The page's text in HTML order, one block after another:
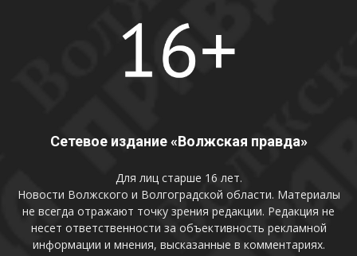
Сетевое издание «Волжская правда»
Для лиц старше 16 лет.
Новости Волжского и Волгоградской области. Материалы
не всегда отражают точку зрения редакции. Редакция не
несет ответственности за объективность рекламной
информации и мнения, высказанные в комментариях.